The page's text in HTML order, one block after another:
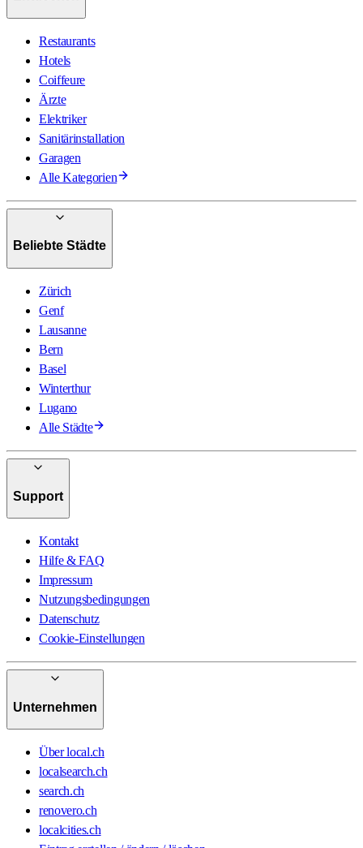
Restaurants
Hotels
Coiffeure
Ärzte
Elektriker
Sanitärinstallation
Garagen
Alle Kategorien
Beliebte Städte
Zürich
Genf
Lausanne
Bern
Basel
Winterthur
Lugano
Alle Städte
Support
Kontakt
Hilfe & FAQ
Impressum
Nutzungsbedingungen
Datenschutz
Cookie-Einstellungen
Unternehmen
Über local.ch
localsearch.ch
search.ch
renovero.ch
localcities.ch